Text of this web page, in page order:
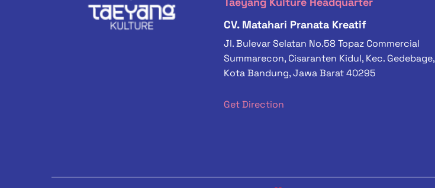
CV. Matahari Pranata Kreatif
Jl. Bulevar Selatan No.58 Topaz Commercial
Summarecon, Cisaranten Kidul, Kec. Gedebage,
Kota Bandung, Jawa Barat 40295
Get Direction